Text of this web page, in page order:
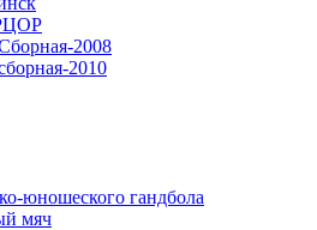
2008
2010
юношеского гандбола
мяч